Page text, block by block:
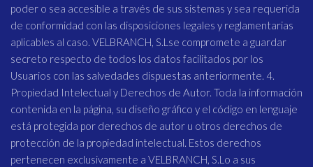
poder o sea accesible a través de sus sistemas y sea requerida
de conformidad con las disposiciones legales y reglamentarias
aplicables al caso. VELBRANCH, S.Lse compromete a guardar
secreto respecto de todos los datos facilitados por los
Usuarios con las salvedades dispuestas anteriormente. 4.
Propiedad Intelectual y Derechos de Autor. Toda la información
contenida en la página, su diseño gráfico y el código en lenguaje
está protegida por derechos de autor u otros derechos de
protección de la propiedad intelectual. Estos derechos
pertenecen exclusivamente a VELBRANCH, S.Lo a sus